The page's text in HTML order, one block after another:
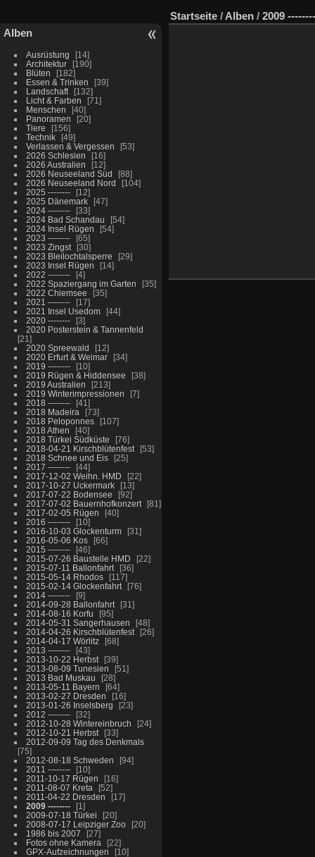
Alben
Ausrüstung
14
Architektur
190
Blüten
182
Essen & Trinken
39
Landschaft
132
Licht & Farben
71
Menschen
40
Panoramen
20
Tiere
156
Technik
49
Verlassen & Vergessen
53
2026 Schlesien
16
2026 Australien
12
2026 Neuseeland Süd
88
2026 Neuseeland Nord
104
2025 --------
12
2025 Dänemark
47
2024 --------
33
2024 Bad Schandau
54
2024 Insel Rügen
54
2023 --------
65
2023 Zingst
30
2023 Bleilochtalsperre
29
2023 Insel Rügen
14
2022 --------
4
2022 Spaziergang im Garten
35
2022 Chiemsee
35
2021 --------
17
2021 Insel Usedom
44
2020 --------
3
2020 Posterstein & Tannenfeld
21
2020 Spreewald
12
2020 Erfurt & Weimar
34
2019 --------
10
2019 Rügen & Hiddensee
38
2019 Australien
213
2019 Winterimpressionen
7
2018 --------
41
2018 Madeira
73
2018 Peloponnes
107
2018 Athen
40
2018 Türkei Südküste
76
2018-04-21 Kirschblütenfest
53
2018 Schnee und Eis
25
2017 --------
44
2017-12-02 Weihn. HMD
22
2017-10-27 Uckermark
13
2017-07-22 Bodensee
92
2017-07-02 Bauernhofkonzert
81
2017-02-05 Rügen
40
2016 --------
10
2016-10-03 Glockenturm
31
2016-05-06 Kos
66
2015 --------
46
2015-07-26 Baustelle HMD
22
2015-07-11 Ballonfahrt
36
2015-05-14 Rhodos
117
2015-02-14 Glockenfahrt
76
2014 --------
9
2014-09-28 Ballonfahrt
31
2014-08-16 Korfu
95
2014-05-31 Sangerhausen
48
2014-04-26 Kirschblütenfest
26
2014-04-17 Wörlitz
68
2013 --------
43
2013-10-22 Herbst
39
2013-08-09 Tunesien
51
2013 Bad Muskau
28
2013-05-11 Bayern
64
2013-02-27 Dresden
16
2013-01-26 Inselsberg
23
2012 --------
32
2012-10-28 Wintereinbruch
24
2012-10-21 Herbst
33
2012-09-09 Tag des Denkmals
75
2012-08-18 Schweden
94
2011 --------
10
2011-10-17 Rügen
16
2011-08-07 Kreta
52
2011-04-22 Dresden
17
2009 --------
1
2009-07-18 Türkei
20
2008-07-17 Leipziger Zoo
20
1986 bis 2007
27
Fotos ohne Kamera
22
GPX-Aufzeichnungen
10
Startseite / Alben / 2009 --------